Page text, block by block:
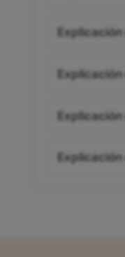
Explicación
Explicación
Explicación